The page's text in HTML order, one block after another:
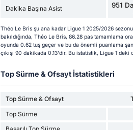
Dakika Başına Asist
951
Théo Le Bris şu ana kadar Ligue 1 2025/2026
bakıldığında, Théo Le Bris, 86.28 pas tamamlama
oyunda 0.62 tuş geçer ve bu da önemli puanlama
çıkışı 90 dakikada 0.13'dir. Bu istatistik, Ligue
Top Sürme & Ofsayt İstatistikleri
Top Sürme & Ofsayt
Top Sürme